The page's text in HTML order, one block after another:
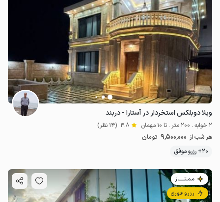
ویلا دوبلکس استخردار در آستارا - دربند
2 خوابه . 200 متر . تا 10 مهمان 4.8 (14 نظر)
هر شب از 9٬500٬000 تومان
20+ رزرو موفق
مـمـتــــــاز
رزرو فوری